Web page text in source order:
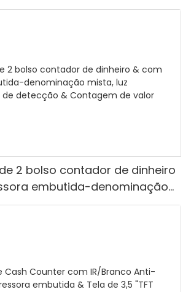
2 bolso contador de dinheiro
embutida-denominação
ir/uv/mg de detecção &